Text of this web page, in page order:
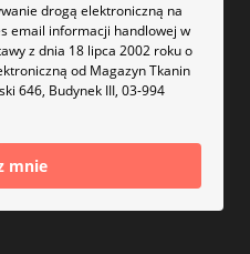
drogą elektroniczną na
email informacji handlowej w
z dnia 18 lipca 2002 roku o
od Magazyn Tkanin
646, Budynek III, 03-994
mnie